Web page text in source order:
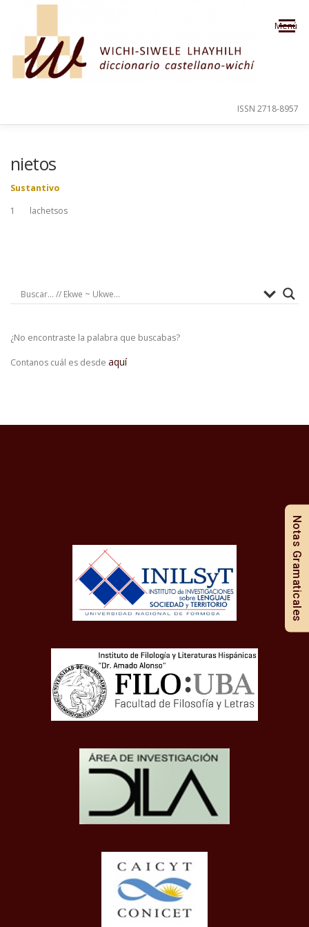
Saltar al contenido
Menú
ISSN 2718-8957
nietos
Sustantivo
1 lachetsos
¿No encontraste la palabra que buscabas?
Contanos cuál es desde aquí
Notas Gramaticales